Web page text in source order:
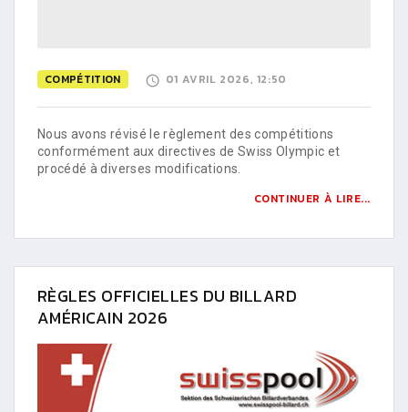
COMPÉTITION 01 AVRIL 2026, 12:50
Nous avons révisé le règlement des compétitions
conformément aux directives de Swiss Olympic et
procédé à diverses modifications.
CONTINUER À LIRE...
RÈGLES OFFICIELLES DU BILLARD
AMÉRICAIN 2026